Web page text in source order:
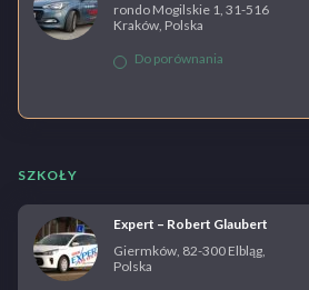
rondo Mogilskie 1, 31-516
Kraków, Polska
Do porównania
SZKOŁY
Expert – Robert Glaubert
Giermków, 82-300 Elbląg,
Polska